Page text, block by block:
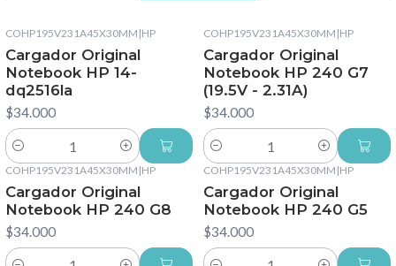
COHP195V231A45X30MM |HP
Cargador Original
Notebook HP 14-
dq2516la
$34.000
Cantidad
COHP195V231A45X30MM |HP
Cargador Original
Notebook HP 240 G7
(19.5V - 2.31A)
$34.000
Cantidad
COHP195V231A45X30MM |HP
Cargador Original
Notebook HP 240 G8
$34.000
COHP195V231A45X30MM |HP
Cargador Original
Notebook HP 240 G5
$34.000